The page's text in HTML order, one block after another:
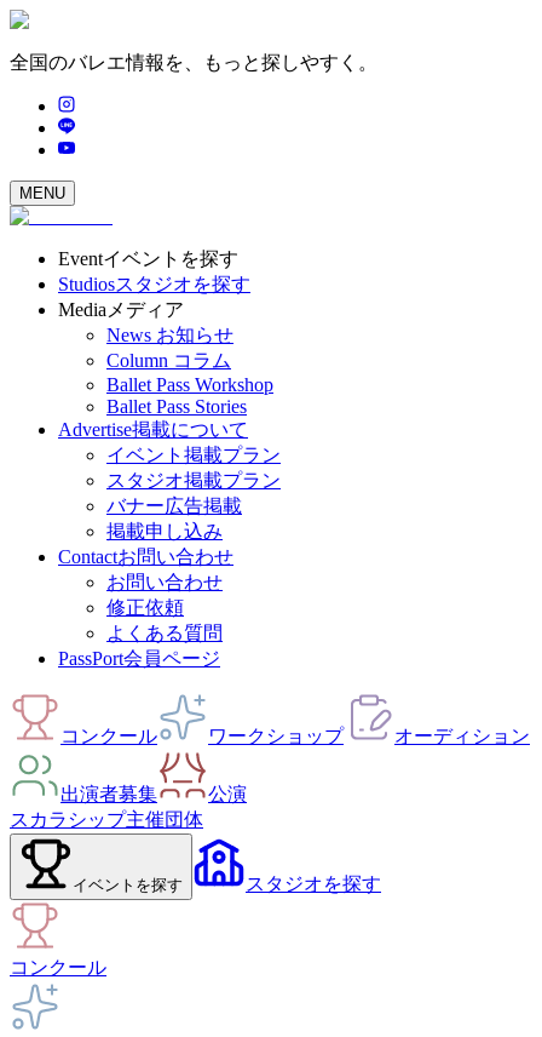
全国のバレエ情報を、もっと探しやすく。
MENU
Eventイベントを探す
Studiosスタジオを探す
Media メディア
News お知らせ
Column コラム
Ballet Pass Workshop
Ballet Pass Stories
Advertise掲載について
イベント掲載プラン
スタジオ掲載プラン
バナー広告掲載
掲載申し込み
Contactお問い合わせ
お問い合わせ
修正依頼
よくある質問
PassPort会員ページ
コンクール ワークショップ オーディション
出演者募集
公演
スカラシップ主催団体
イベント を探す スタジオを探す
コンクール